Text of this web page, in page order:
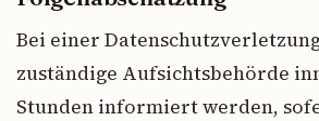
Bei einer
zuständige Aufsichtsbehörde
Stunden informiert werden,